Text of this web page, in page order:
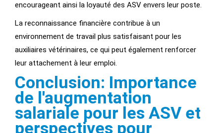
encourageant ainsi la loyauté des ASV envers leur poste.
La reconnaissance financière contribue à un
environnement de travail plus satisfaisant pour les
auxiliaires vétérinaires, ce qui peut également renforcer
leur attachement à leur emploi.
Conclusion: Importance
de l'augmentation
salariale pour les ASV et
perspectives pour